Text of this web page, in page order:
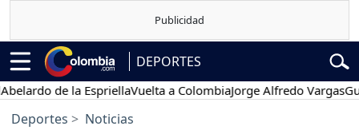
DEPORTES
de la EspriellaVuelta a ColombiaJorge Alfredo Vargas
Deportes Noticias